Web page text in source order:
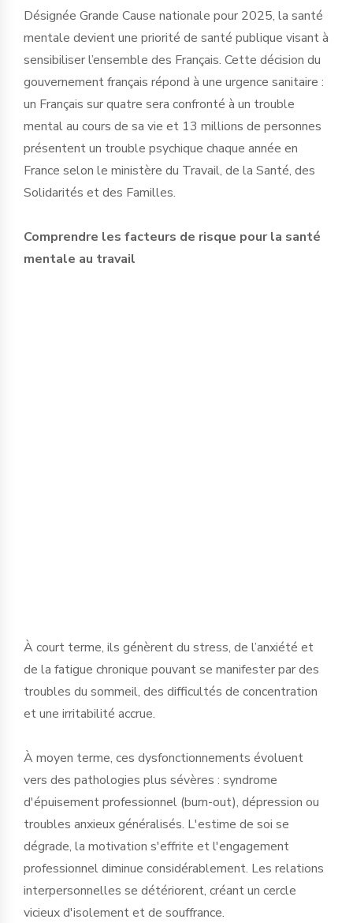
Désignée Grande Cause nationale pour 2025, la santé
mentale devient une priorité de santé publique visant à
sensibiliser l’ensemble des Français. Cette décision du
gouvernement français répond à une urgence sanitaire :
un Français sur quatre sera confronté à un trouble
mental au cours de sa vie et 13 millions de personnes
présentent un trouble psychique chaque année en
France selon le ministère du Travail, de la Santé, des
Solidarités et des Familles.
Comprendre les facteurs de risque pour la santé
mentale au travail
À court terme, ils génèrent du stress, de l’anxiété et
de la fatigue chronique pouvant se manifester par des
troubles du sommeil, des difficultés de concentration
et une irritabilité accrue.
À moyen terme, ces dysfonctionnements évoluent
vers des pathologies plus sévères : syndrome
d'épuisement professionnel (burn-out), dépression ou
troubles anxieux généralisés. L'estime de soi se
dégrade, la motivation s'effrite et l'engagement
professionnel diminue considérablement. Les relations
interpersonnelles se détériorent, créant un cercle
vicieux d'isolement et de souffrance.